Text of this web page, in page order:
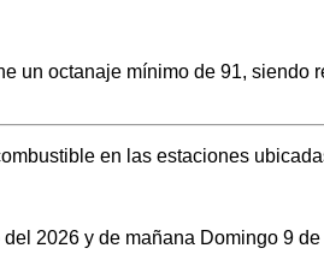
un octanaje mínimo de 91, siendo
en las estaciones
2026 y de mañana Domingo 9 de